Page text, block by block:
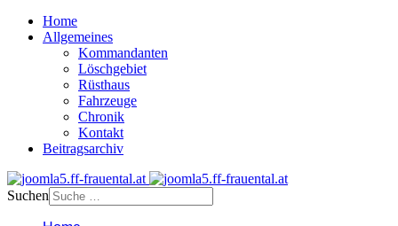
Home
Allgemeines
Kommandanten
Löschgebiet
Rüsthaus
Fahrzeuge
Chronik
Kontakt
Beitragsarchiv
Suchen